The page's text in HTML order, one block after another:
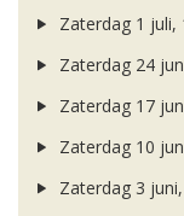
Zaterdag 1 juli,
Zaterdag 24
Zaterdag 17
Zaterdag 10
Zaterdag 3